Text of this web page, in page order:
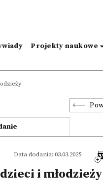
Projekty naukowe
Data dodania: 03.03.2025
i młodzieży